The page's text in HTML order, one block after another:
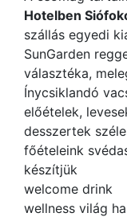
Hotelben
szállás egyedi
SunGarden
választéka,
Ínycsiklandó
előételek,
desszertek
főételeink
készítjük
welcome drink
wellness világ